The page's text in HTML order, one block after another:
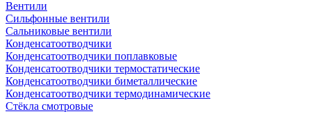
Вентили
Сильфонные вентили
Сальниковые вентили
Конденсатоотводчики
Конденсатоотводчики поплавковые
Конденсатоотводчики термостатические
Конденсатоотводчики биметаллические
Конденсатоотводчики термодинамические
Стёкла смотровые